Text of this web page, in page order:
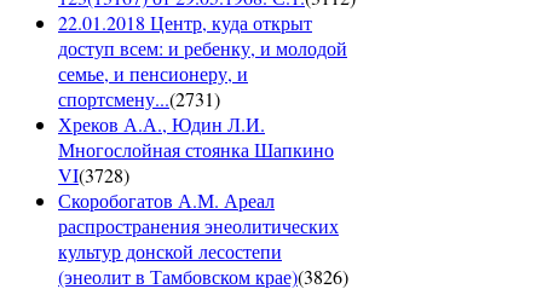
22.01.2018 Центр, куда открыт
доступ всем: и ребенку, и молодой
семье, и пенсионеру, и
спортсмену...(2731)
Хреков А.А., Юдин Л.И.
Многослойная стоянка Шапкино
VI(3728)
Скоробогатов А.М. Ареал
распространения энеолитических
культур донской лесостепи
(энеолит в Тамбовском крае)(3826)